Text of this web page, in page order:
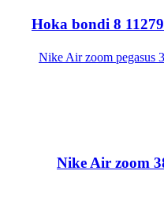
کتونی نایک ایر زوم پگاسوس 38 Nike Air zoom